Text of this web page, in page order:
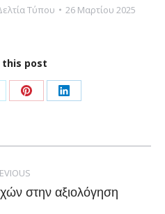
Τύπου 26 Μαρτίου 2025
this post
Share
Pinterest
Share
LinkedIn
Previous
στην αξιολόγηση